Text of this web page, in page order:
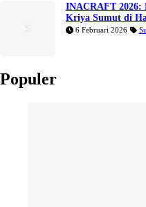
INACRAFT 2026:
Kriya Sumut di
6 Februari 2026
Populer